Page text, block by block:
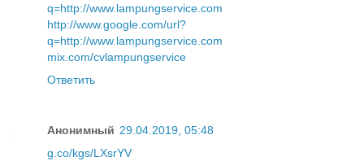
q=http://www.lampungservice.com
http://www.google.com/url?
q=http://www.lampungservice.com
mix.com/cvlampungservice
Ответить
Анонимный 29.04.2019, 05:48
g.co/kgs/LXsrYV